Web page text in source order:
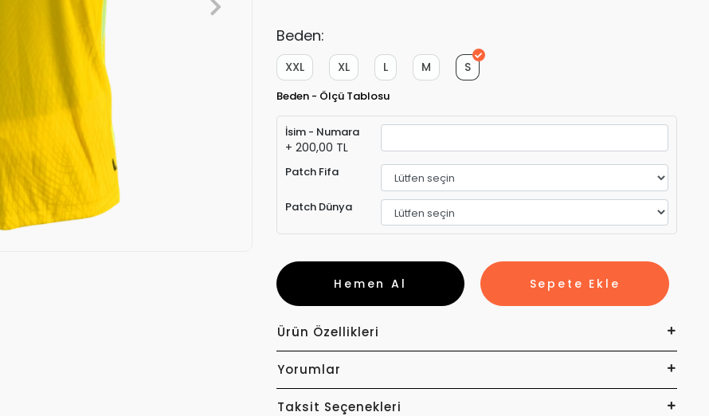
Beden:
S
M
L
XL
XXL
Beden - Ölçü Tablosu
İsim - Numara
+ 200,00 TL
Patch Fifa
Patch Dünya
Sepete Ekle
Hemen Al
Ürün Özellikleri
Yorumlar
Taksit Seçenekleri